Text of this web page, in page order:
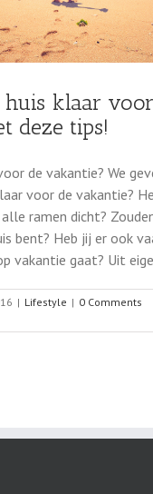
klaar
deze tips!
de vakantie? We
voor de vakantie?
ramen dicht?
bent? Heb jij er ook
vakantie gaat? Uit
| Lifestyle | 0 Comments